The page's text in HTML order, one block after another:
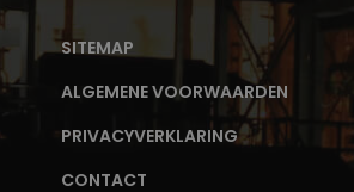
SITEMAP
ALGEMENE VOORWAARDEN
PRIVACYVERKLARING
CONTACT